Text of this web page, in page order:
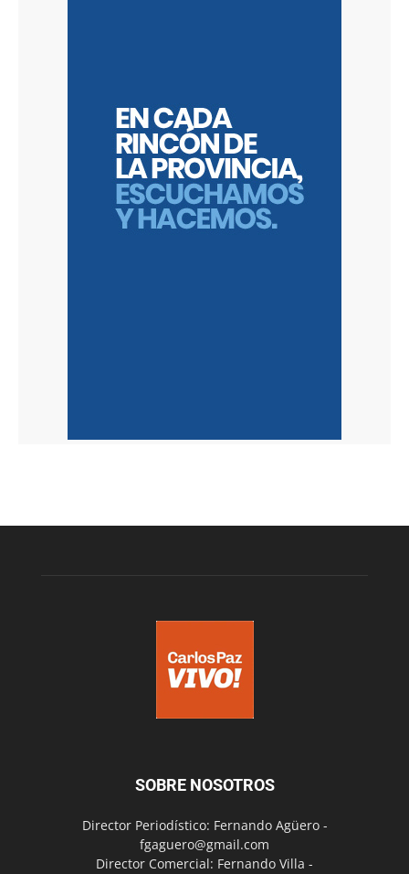
SOBRE NOSOTROS
Director Periodístico: Fernando Agüero -
fgaguero@gmail.com
Director Comercial: Fernando Villa -